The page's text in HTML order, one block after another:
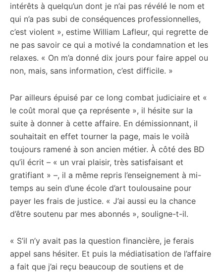
intérêts à quelqu’un dont je n’ai pas révélé le nom et
qui n’a pas subi de conséquences professionnelles,
c’est violent », estime William Lafleur, qui regrette de
ne pas savoir ce qui a motivé la condamnation et les
relaxes. « On m’a donné dix jours pour faire appel ou
non, mais, sans information, c’est difficile. »
Par ailleurs épuisé par ce long combat judiciaire et «
le coût moral que ça représente », il hésite sur la
suite à donner à cette affaire. En démissionnant, il
souhaitait en effet tourner la page, mais le voilà
toujours ramené à son ancien métier. À côté des BD
qu’il écrit – « un vrai plaisir, très satisfaisant et
gratifiant » –, il a même repris l’enseignement à mi-
temps au sein d’une école d’art toulousaine pour
payer les frais de justice. « J’ai aussi eu la chance
d’être soutenu par mes abonnés », souligne-t-il.
« S’il n’y avait pas la question financière, je ferais
appel sans hésiter. Et puis la médiatisation de l’affaire
a fait que j’ai reçu beaucoup de soutiens et de